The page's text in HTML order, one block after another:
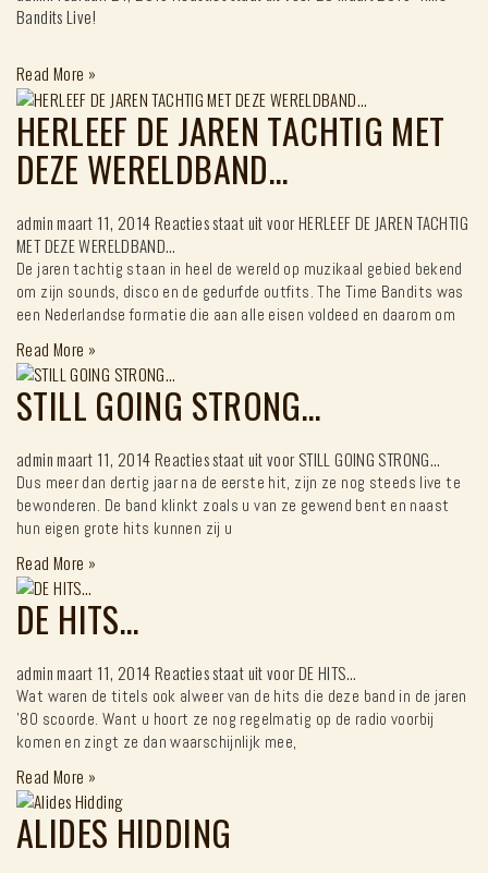
Bandits Live!
Read More »
HERLEEF DE JAREN TACHTIG MET
DEZE WERELDBAND…
adminmaart 11, 2014Reacties staat uitvoor HERLEEF DE JAREN TACHTIG
MET DEZE WERELDBAND…
De jaren tachtig staan in heel de wereld op muzikaal gebied bekend
om zijn sounds, disco en de gedurfde outfits. The Time Bandits was
een Nederlandse formatie die aan alle eisen voldeed en daarom om
Read More »
STILL GOING STRONG…
adminmaart 11, 2014Reacties staat uitvoor STILL GOING STRONG…
Dus meer dan dertig jaar na de eerste hit, zijn ze nog steeds live te
bewonderen. De band klinkt zoals u van ze gewend bent en naast
hun eigen grote hits kunnen zij u
Read More »
DE HITS…
adminmaart 11, 2014Reacties staat uitvoor DE HITS…
Wat waren de titels ook alweer van de hits die deze band in de jaren
’80 scoorde. Want u hoort ze nog regelmatig op de radio voorbij
komen en zingt ze dan waarschijnlijk mee,
Read More »
ALIDES HIDDING